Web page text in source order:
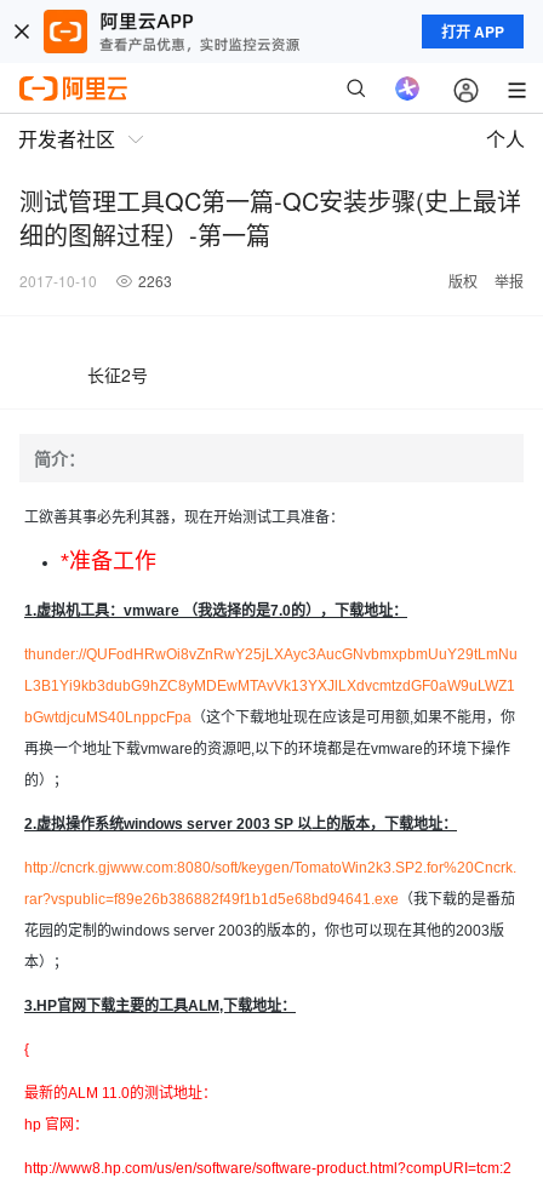
打开 APP
开发者社区 个人
测试管理工具QC第一篇-QC安装步骤(史上最详
细的图解过程）-第一篇
2017-10-10 2263 版权 举报
长征2号
简介：
工欲善其事必先利其器，现在开始测试工具准备：
*准备工作
1.虚拟机工具：vmware （我选择的是7.0的），下载地址：
thunder://QUFodHRwOi8vZnRwY25jLXAyc3AucGNvbmxpbmUuY29tLmNu
L3B1Yi9kb3dubG9hZC8yMDEwMTAvVk13YXJlLXdvcmtzdGF0aW9uLWZ1
bGwtdjcuMS40LnppcFpa （这个下载地址现在应该是可用额,如果不能用，你
再换一个地址下载vmware的资源吧,以下的环境都是在vmware的环境下操作
的）；
2.虚拟操作系统windows server 2003 SP 以上的版本，下载地址：
http://cncrk.gjwww.com:8080/soft/keygen/TomatoWin2k3.SP2.for%20Cncrk.
rar?vspublic=f89e26b386882f49f1b1d5e68bd94641.exe （我下载的是番茄
花园的定制的windows server 2003的版本的，你也可以现在其他的2003版
本）；
3.HP官网下载主要的工具ALM,下载地址：
{
最新的ALM 11.0的测试地址：
hp 官网：
http://www8.hp.com/us/en/software/software-product.html?compURI=tcm:2